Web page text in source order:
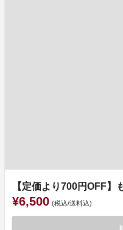
【定価より700円OFF】
¥6,500 (税込/送料込)